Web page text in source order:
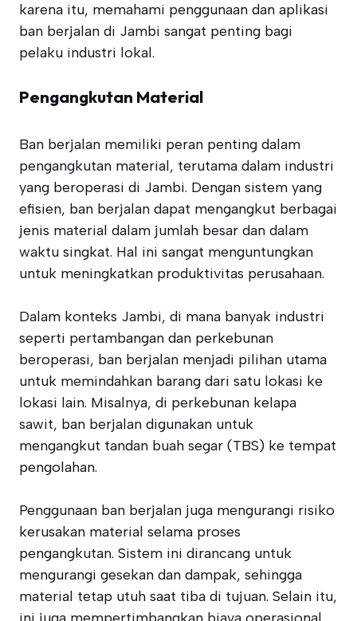
karena itu, memahami penggunaan dan aplikasi
ban berjalan di Jambi sangat penting bagi
pelaku industri lokal.
Pengangkutan Material
Ban berjalan memiliki peran penting dalam
pengangkutan material, terutama dalam industri
yang beroperasi di Jambi. Dengan sistem yang
efisien, ban berjalan dapat mengangkut berbagai
jenis material dalam jumlah besar dan dalam
waktu singkat. Hal ini sangat menguntungkan
untuk meningkatkan produktivitas perusahaan.
Dalam konteks Jambi, di mana banyak industri
seperti pertambangan dan perkebunan
beroperasi, ban berjalan menjadi pilihan utama
untuk memindahkan barang dari satu lokasi ke
lokasi lain. Misalnya, di perkebunan kelapa
sawit, ban berjalan digunakan untuk
mengangkut tandan buah segar (TBS) ke tempat
pengolahan.
Penggunaan ban berjalan juga mengurangi risiko
kerusakan material selama proses
pengangkutan. Sistem ini dirancang untuk
mengurangi gesekan dan dampak, sehingga
material tetap utuh saat tiba di tujuan. Selain itu,